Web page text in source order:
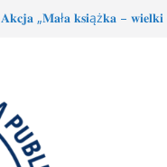
𝐀𝐤𝐜𝐣𝐚 „𝐌𝐚ł𝐚 𝐤𝐬𝐢ąż𝐤𝐚 – 𝐰𝐢𝐞𝐥𝐤𝐢